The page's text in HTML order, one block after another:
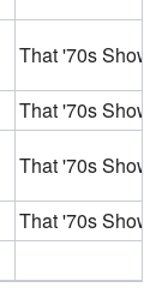
That '70s Show
That '70s Show
That '70s Show
That '70s Show